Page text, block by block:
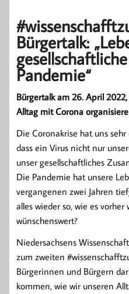
Bürgertalk:
Pandemie“
Bürgertalk am 26. April
Alltag mit Corona
Die Coronakrise hat uns
dass ein Virus nicht nur
unser gesellschaftliches
Die Pandemie hat unsere
vergangenen zwei Jahren
alles wieder so, wie es vorher
wünschenswert?
Niedersachsens
zum zweiten
Bürgerinnen und Bürgern
kommen, wie wir unseren